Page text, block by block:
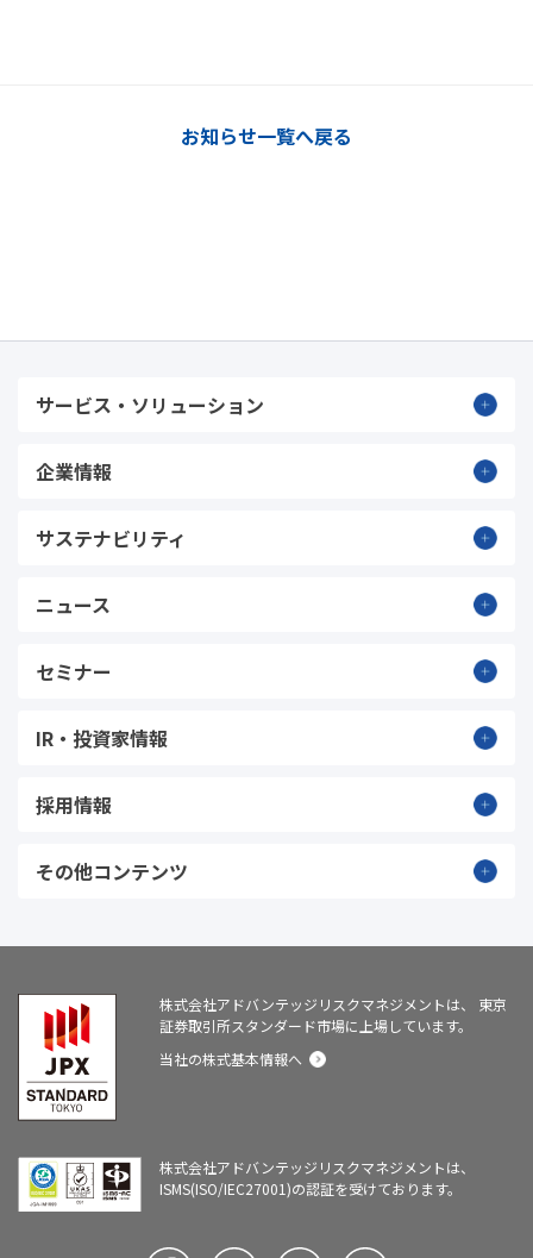
お知らせ一覧へ戻る
サービス・ソリューション
企業情報
サステナビリティ
ニュース
セミナー
IR・投資家情報
採用情報
その他コンテンツ
株式会社アドバンテッジリスクマネジメントは、
東京
証券取引所スタンダード市場に上場しています。
当社の株式基本情報へ
株式会社アドバンテッジリスクマネジメントは、
ISMS(ISO/IEC27001)の認証を受けております。